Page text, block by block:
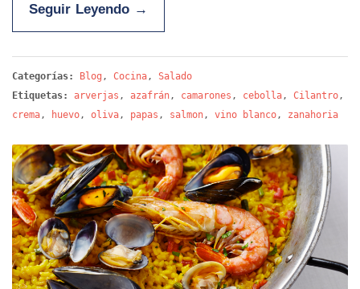
Seguir Leyendo →
Categorías: Blog , Cocina , Salado
Etiquetas:
arverjas , azafrán , camarones , cebolla , Cilantro ,
crema , huevo , oliva , papas , salmon , vino blanco , zanahoria